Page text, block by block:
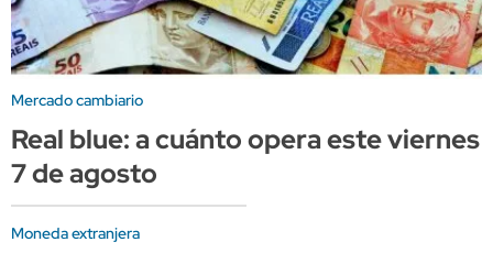
Mercado cambiario
Real blue: a cuánto opera este viernes
7 de agosto
Moneda extranjera